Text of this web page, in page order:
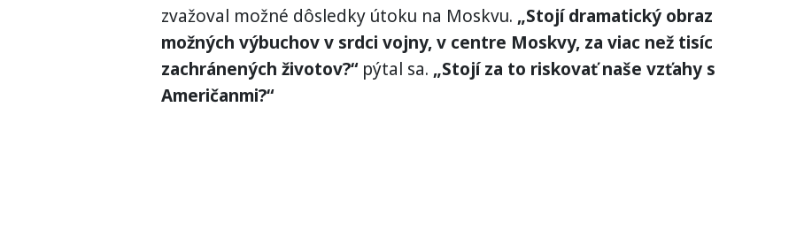
zvažoval možné dôsledky útoku na Moskvu. „Stojí dramatický obraz
možných výbuchov v srdci vojny, v centre Moskvy, za viac než tisíc
zachránených životov?“pýtal sa. „Stojí za to riskovať naše vzťahy s
Američanmi?“